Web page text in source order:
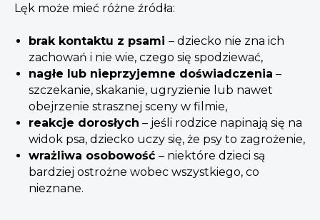
Lęk może mieć różne źródła:
brak kontaktu z psami – dziecko nie zna ich
zachowań i nie wie, czego się spodziewać,
nagłe lub nieprzyjemne doświadczenia –
szczekanie, skakanie, ugryzienie lub nawet
obejrzenie strasznej sceny w filmie,
reakcje dorosłych – jeśli rodzice napinają się na
widok psa, dziecko uczy się, że psy to zagrożenie,
wrażliwa osobowość – niektóre dzieci są
bardziej ostrożne wobec wszystkiego, co
nieznane.